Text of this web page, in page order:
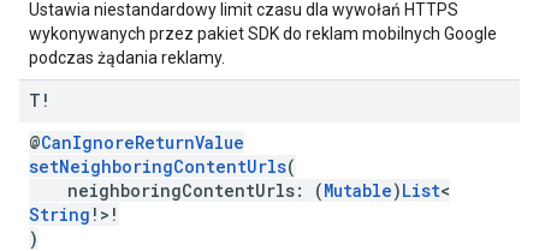
Ustawia niestandardowy limit czasu dla wywołań HTTPS
wykonywanych przez pakiet SDK do reklam mobilnych Google
podczas żądania reklamy.
T!
@CanIgnoreReturnValue
setNeighboringContentUrls(
neighboringContentUrls: (Mutable)List<
String !>!
)